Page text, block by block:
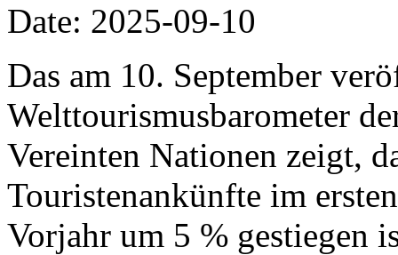
Date: 2025-09-10
Das am 10. September
Welttourismusbarometer
Vereinten Nationen zeigt,
Touristenankünfte im
Vorjahr um 5 % gestiegen